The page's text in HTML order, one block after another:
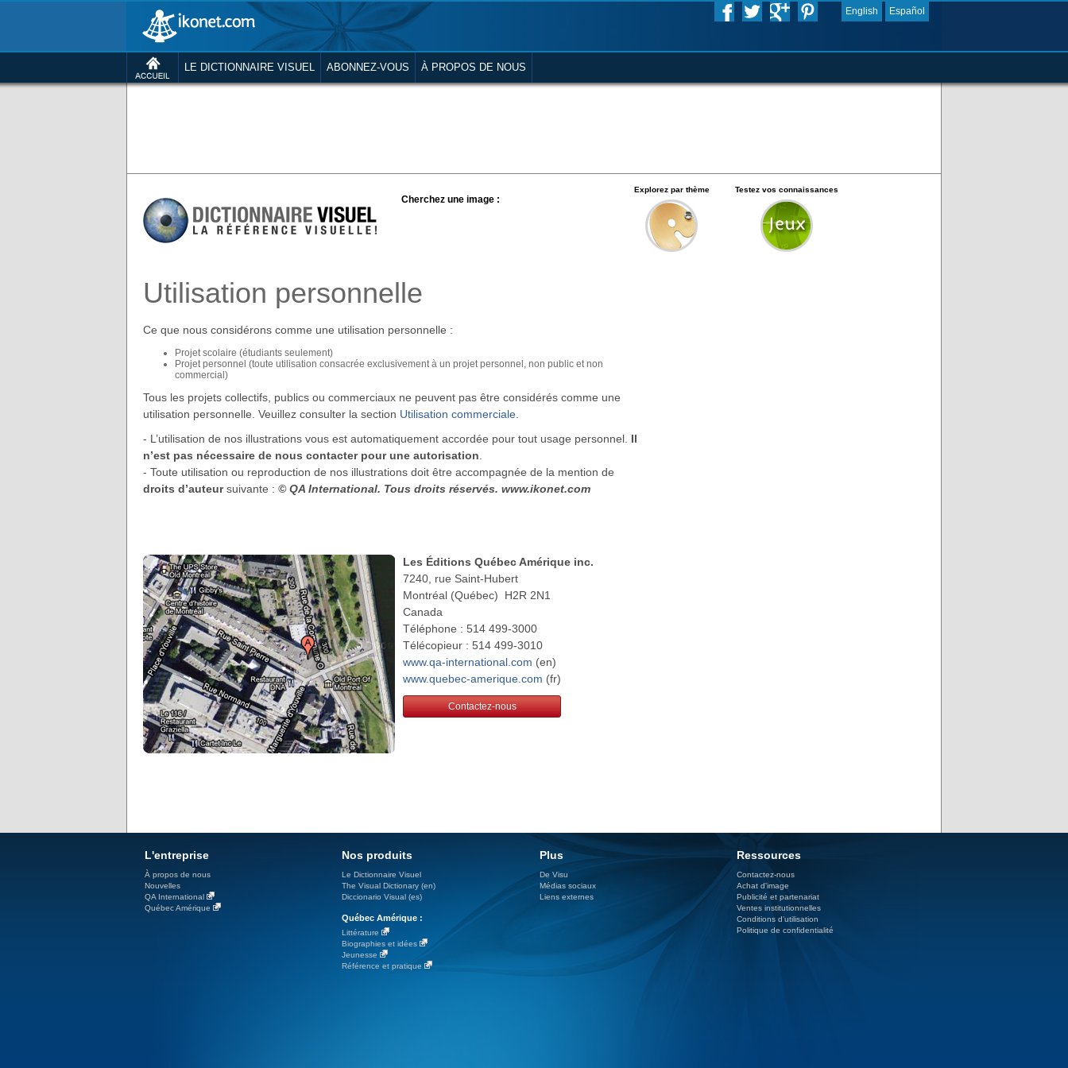
English Español
LE DICTIONNAIRE VISUEL ABONNEZ-VOUS À PROPOS DE NOUS
Cherchez une image :
Explorez par thème Testez vos connaissances
Utilisation personnelle
Ce que nous considérons comme une utilisation personnelle :
Projet scolaire (étudiants seulement)
Projet personnel (toute utilisation consacrée exclusivement à un projet personnel, non public et non
commercial)
Tous les projets collectifs, publics ou commerciaux ne peuvent pas être considérés comme une
utilisation personnelle. Veuillez consulter la section Utilisation commerciale
- L’utilisation de nos illustrations vous est automatiquement accordée pour tout usage personnel. Il
n’est pas nécessaire de nous contacter pour une autorisation
- Toute utilisation ou reproduction de nos illustrations doit être accompagnée de la mention de
droits d’auteursuivante : © QA International. Tous droits réservés. www.ikonet.com
Les Éditions Québec Amérique inc.
7240, rue Saint-Hubert
Montréal (Québec) H2R 2N1
Canada
Téléphone : 514 499-3000
Télécopieur : 514 499-3010
www.qa-international.com (en)
www.quebec-amerique.com (fr)
Contactez-nous
L'entreprise
À propos de nous
Nouvelles
QA International
Québec Amérique
Nos produits
Le Dictionnaire Visuel
The Visual Dictionary (en)
Diccionario Visual (es)
Québec Amérique :
Littérature
Biographies et idées
Jeunesse
Référence et pratique
Plus
De Visu
Médias sociaux
Liens externes
Ressources
Contactez-nous
Achat d'image
Publicité et partenariat
Ventes institutionnelles
Conditions d’utilisation
Politique de confidentialité